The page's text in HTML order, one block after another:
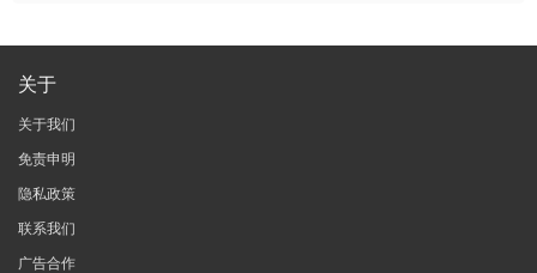
关于
关于我们
免责申明
隐私政策
联系我们
广告合作